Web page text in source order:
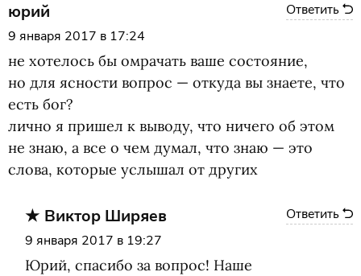
Ответить
юрий
9 января 2017 в 17:24
не хотелось бы омрачать ваше состояние,
но для ясности вопрос — откуда вы знаете, что
есть бог?
лично я пришел к выводу, что ничего об этом
не знаю, а все о чем думал, что знаю — это
слова, которые услышал от других
Ответить
Виктор Ширяев
9 января 2017 в 19:27
Юрий, спасибо за вопрос! Наше